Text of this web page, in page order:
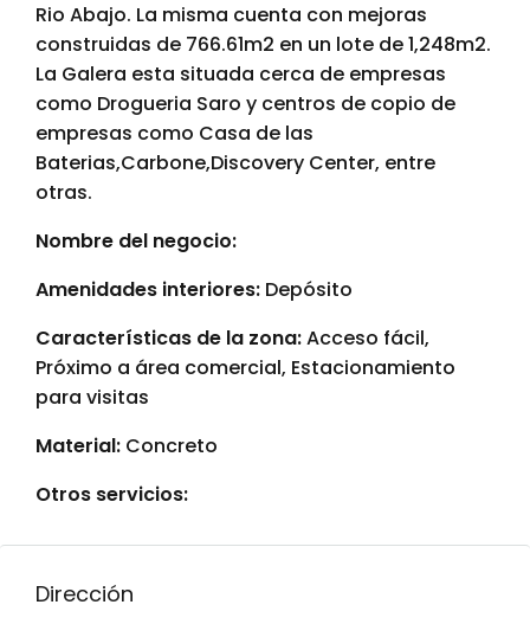
Rio Abajo. La misma cuenta con mejoras
construidas de 766.61m2 en un lote de 1,248m2.
La Galera esta situada cerca de empresas
como Drogueria Saro y centros de copio de
empresas como Casa de las
Baterias,Carbone,Discovery Center, entre
otras.
Nombre del negocio:
Amenidades interiores: Depósito
Características de la zona:Acceso fácil,
Próximo a área comercial, Estacionamiento
para visitas
Material: Concreto
Otros servicios:
Dirección